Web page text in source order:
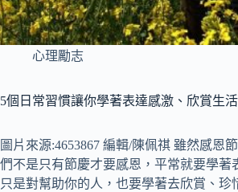
心理勵志
5個日常習慣讓你學著表達感激、欣賞生
圖片來源:4653867 編輯/陳佩祺 雖然感恩
們不是只有節慶才要感恩，平常就要學著
只是對幫助你的人，也要學著去欣賞、